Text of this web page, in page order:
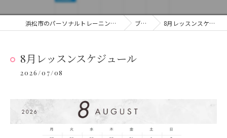
浜松市のパーソナルトレーニングならEMOVE ブログ 8月レッスンスケジュール
8月レッスンスケジュール
2026/07/08